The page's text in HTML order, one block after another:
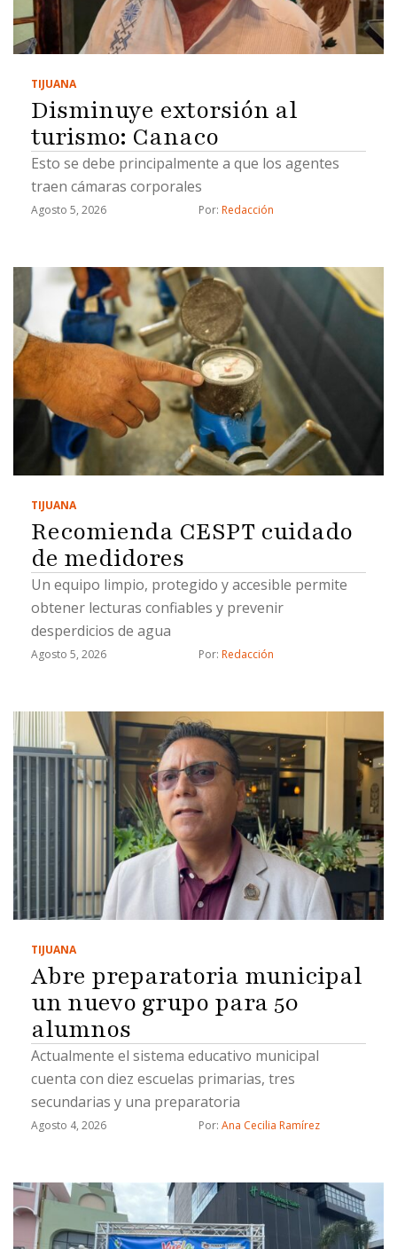
TIJUANA
Disminuye extorsión al
turismo: Canaco
Esto se debe principalmente a que los agentes
traen cámaras corporales
Agosto 5, 2026 Por: Redacción
TIJUANA
Recomienda CESPT cuidado
de medidores
Un equipo limpio, protegido y accesible permite
obtener lecturas confiables y prevenir
desperdicios de agua
Agosto 5, 2026 Por: Redacción
TIJUANA
Abre preparatoria municipal
un nuevo grupo para 50
alumnos
Actualmente el sistema educativo municipal
cuenta con diez escuelas primarias, tres
secundarias y una preparatoria
Agosto 4, 2026 Por: Ana Cecilia Ramírez